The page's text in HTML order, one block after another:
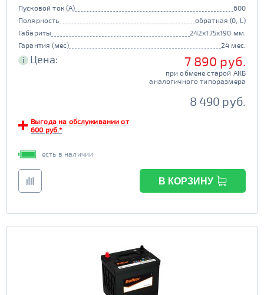
Пусковой ток (А)
600
Полярность
обратная (0, L)
Габариты
242x175x190 мм.
Гарантия (мес)
24 мес.
i Цена: 7 890 руб.
при обмене старой АКБ
аналогичного типоразмера
8 490 руб.
Выгода на обслуживании от
600 руб.*
есть в наличии
В КОРЗИНУ